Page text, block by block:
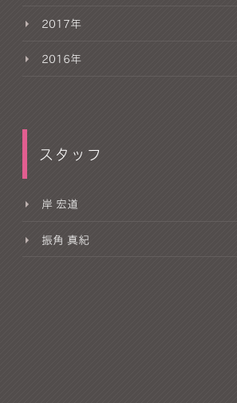
2017年
2016年
スタッフ
岸 宏道
振角 真紀